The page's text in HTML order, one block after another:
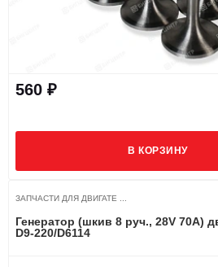
560 ₽
В КОРЗИНУ
ЗАПЧАСТИ ДЛЯ ДВИГАТЕ ...
Генератор (шкив 8 руч., 28V 70A)
D9-220/D6114